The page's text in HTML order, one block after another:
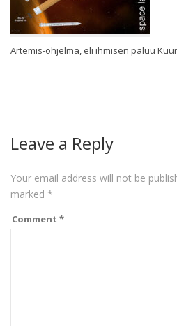
Artemis-ohjelma, eli ihmisen paluu
Leave a Reply
Your email address will not be
marked *
Comment *